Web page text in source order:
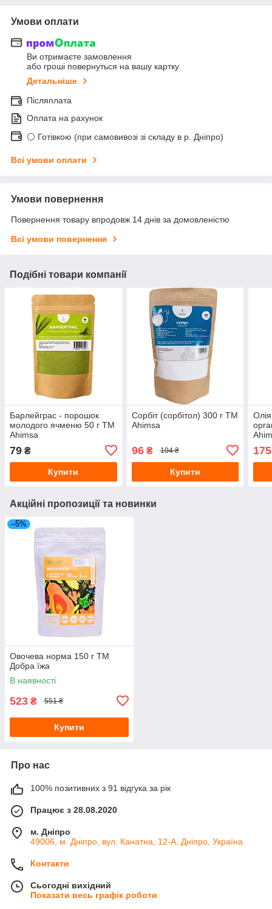
Умови оплати
Ви отримаєте замовлення
або гроші повернуться на вашу картку
Детальніше
Післяплата
Оплата на рахунок
⚪ Готівкою (при самовивозі зі складу в р. Дніпро)
Всі умови оплати
Умови повернення
Повернення товару впродовж 14 днів за домовленістю
Всі умови повернення
Подібні товари компанії
Барлейграс - порошок
молодого ячменю 50 г TM
Ahimsa
79 ₴
Купити
Сорбіт (сорбітол) 300 г TM
Ahimsa
96₴ 104 ₴
Купити
175
Акційні пропозиції та новинки
–5%
Овочева норма 150 г ТМ
Добра їжа
В наявності
523 ₴ 551 ₴
Купити
Про нас
100% позитивних з 91 відгука за рік
Працює з 28.08.2020
м. Дніпро
49006, м. Дніпро, вул. Канатна, 12-А, Дніпро, Україна
Контакти
Сьогодні вихідний
Показати весь графік роботи